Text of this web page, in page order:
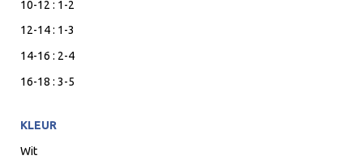
10-12 : 1-2
12-14 : 1-3
14-16 : 2-4
16-18 : 3-5
KLEUR
Wit